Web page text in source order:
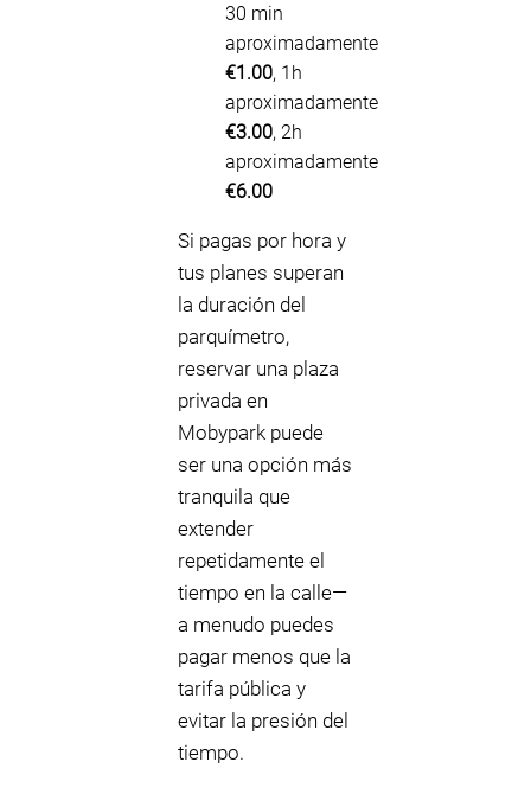
30 min
aproximadamente
€1.00, 1h
aproximadamente
€3.00, 2h
aproximadamente
€6.00
Si pagas por hora y
tus planes superan
la duración del
parquímetro,
reservar una plaza
privada en
Mobypark puede
ser una opción más
tranquila que
extender
repetidamente el
tiempo en la calle—
a menudo puedes
pagar menos que la
tarifa pública y
evitar la presión del
tiempo.